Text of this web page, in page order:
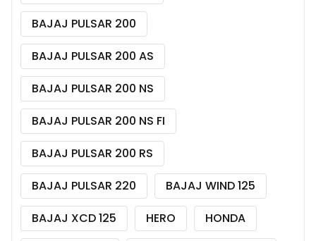
BAJAJ PULSAR 200
BAJAJ PULSAR 200 AS
BAJAJ PULSAR 200 NS
BAJAJ PULSAR 200 NS FI
BAJAJ PULSAR 200 RS
BAJAJ PULSAR 220
BAJAJ WIND 125
BAJAJ XCD 125
HERO
HONDA